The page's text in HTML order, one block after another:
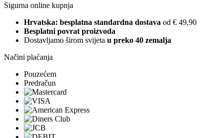
Sigurna online kupnja
Hrvatska: besplatna standardna dostava od € 49,90
Besplatni povrat proizvoda
Dostavljamo širom svijeta u preko 40 zemalja
Načini plaćanja
Pouzećem
Predračun